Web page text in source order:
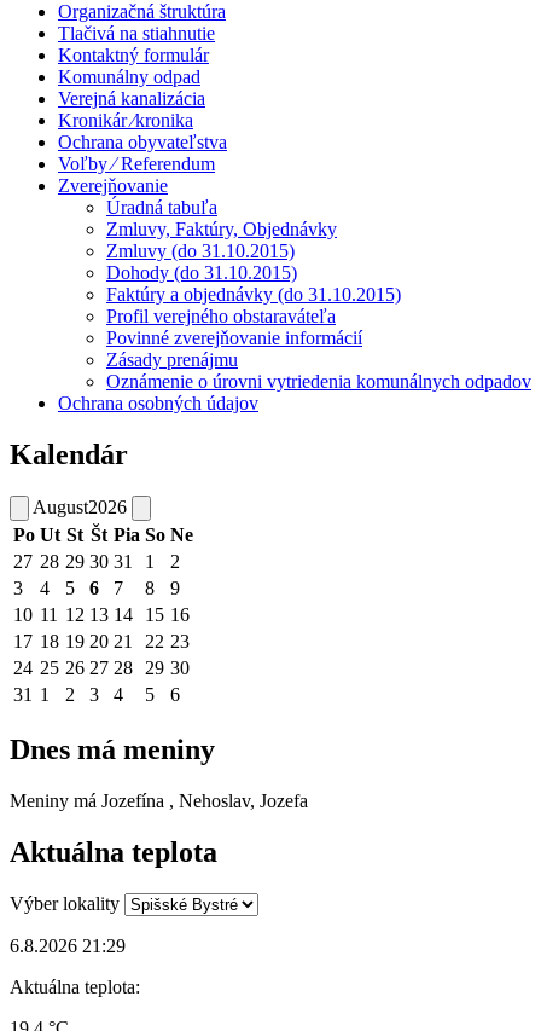
Organizačná štruktúra
Tlačivá na stiahnutie
Kontaktný formulár
Komunálny odpad
Verejná kanalizácia
Kronikár ⁄kronika
Ochrana obyvateľstva
Voľby ⁄ Referendum
Zverejňovanie
Úradná tabuľa
Zmluvy, Faktúry, Objednávky
Zmluvy (do 31.10.2015)
Dohody (do 31.10.2015)
Faktúry a objednávky (do 31.10.2015)
Profil verejného obstaraváteľa
Povinné zverejňovanie informácií
Zásady prenájmu
Oznámenie o úrovni vytriedenia komunálnych odpadov
Ochrana osobných údajov
Kalendár
August2026
Po Ut St Št Pia So Ne
27 28 29 30 31 1
2
3
4 5 6 7 8
9
10 11 12 13 14 15 16
17 18 19 20 21 22 23
24 25 26 27 28 29 30
31 1 2 3 4 5 6
Dnes má meniny
Meniny má Jozefína , Nehoslav, Jozefa
Aktuálna teplota
Výber lokality
6.8.2026 21:29
Aktuálna teplota: